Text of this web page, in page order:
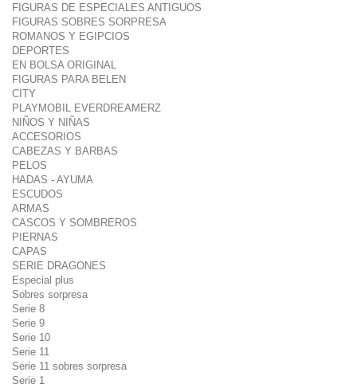
FIGURAS DE ESPECIALES ANTIGUOS
FIGURAS SOBRES SORPRESA
ROMANOS Y EGIPCIOS
DEPORTES
EN BOLSA ORIGINAL
FIGURAS PARA BELEN
CITY
PLAYMOBIL EVERDREAMERZ
NIÑOS Y NIÑAS
ACCESORIOS
CABEZAS Y BARBAS
PELOS
HADAS - AYUMA
ESCUDOS
ARMAS
CASCOS Y SOMBREROS
PIERNAS
CAPAS
SERIE DRAGONES
Especial plus
Sobres sorpresa
Serie 8
Serie 9
Serie 10
Serie 11
Serie 11 sobres sorpresa
Serie 1